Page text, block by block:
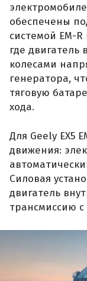
обеспечены
системой EM-R
где двигатель
колесами
генератора,
тяговую
хода.
Для Geely EX5
движения:
Силовая
двигатель
трансмиссию